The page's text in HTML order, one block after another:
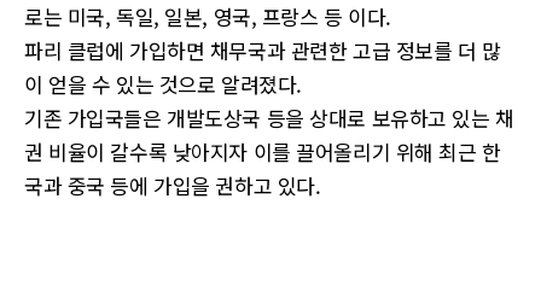
로는 미국, 독일, 일본, 영국, 프랑스 등 이다.
파리 클럽에 가입하면 채무국과 관련한 고급 정보를 더 많
이 얻을 수 있는 것으로 알려졌다.
기존 가입국들은 개발도상국 등을 상대로 보유하고 있는 채
권 비율이 갈수록 낮아지자 이를 끌어올리기 위해 최근 한
국과 중국 등에 가입을 권하고 있다.